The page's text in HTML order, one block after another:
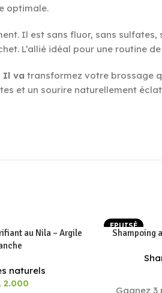
optimale.
Il est sans fluor, sans
L’allié idéal pour une routine
Il va transformez votre brossage
et un sourire naturellement
au Nila – Argile
naturels
2.000
EPUISÉ
Shampoing
Gagnez 3